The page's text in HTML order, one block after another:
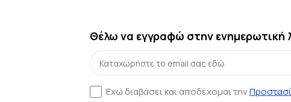
Θέλω να εγγραφώ στην ενημερωτική
Έχω διαβάσει και αποδέχομαι την